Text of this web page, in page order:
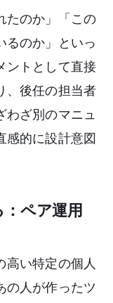
たのか」「この
るのか」といっ
ントとして直接
、後任の担当者
わざ別のマニュ
感的に設計意図
：ペア運用
高い特定の個人
の人が作ったツ